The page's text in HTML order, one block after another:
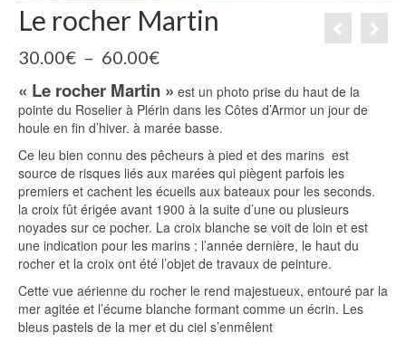
Le rocher Martin
30.00€ – 60.00€Plage
prix :
30.00€
à
60.00€
« Le rocher Martin » est un photo prise du haut de la
pointe du Roselier à Plérin dans les Côtes d’Armor un jour de
houle en fin d’hiver. à marée basse.
Ce leu bien connu des pêcheurs à pied et des marins est
source de risques liés aux marées qui piègent parfois les
premiers et cachent les écueils aux bateaux pour les seconds.
la croix fût érigée avant 1900 à la suite d’une ou plusieurs
noyades sur ce pocher. La croix blanche se voit de loin et est
une indication pour les marins ; l’année dernière, le haut du
rocher et la croix ont été l’objet de travaux de peinture.
Cette vue aérienne du rocher le rend majestueux, entouré par la
mer agitée et l’écume blanche formant comme un écrin. Les
bleus pastels de la mer et du ciel s’enmêlent